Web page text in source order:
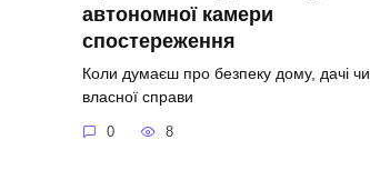
автономної камери
спостереження
Коли думаєш про безпеку дому, дачі чи
власної справи
0 8